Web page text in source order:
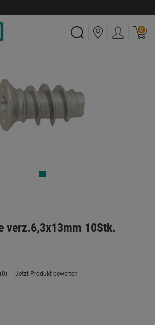
0
verz.6,3x13mm 10Stk.
Kein
(0) Jetzt Produkt bewerten